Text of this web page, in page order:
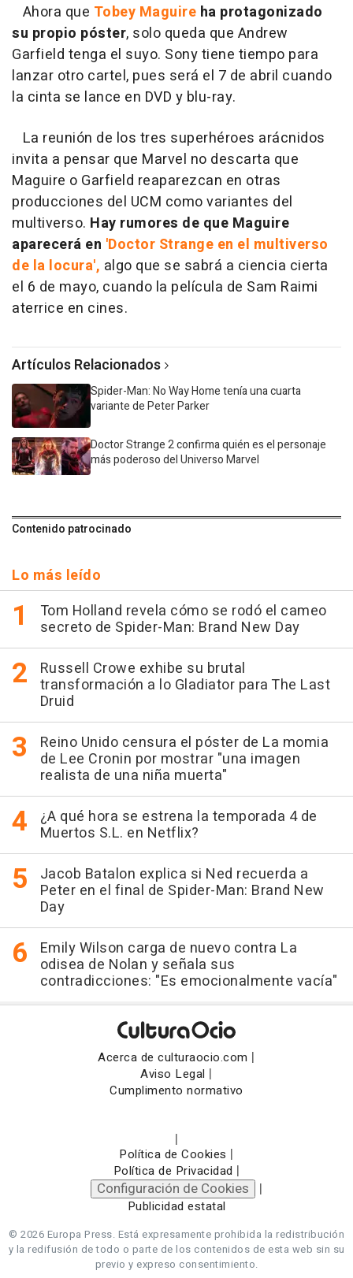
Ahora que Tobey Maguire ha protagonizado
su propio póster, solo queda que Andrew
Garfield tenga el suyo. Sony tiene tiempo para
lanzar otro cartel, pues será el 7 de abril cuando
la cinta se lance en DVD y blu-ray.
La reunión de los tres superhéroes arácnidos
invita a pensar que Marvel no descarta que
Maguire o Garfield reaparezcan en otras
producciones del UCM como variantes del
multiverso. Hay rumores de que Maguire
aparecerá en 'Doctor Strange en el multiverso
de la locura', algo que se sabrá a ciencia cierta
el 6 de mayo, cuando la película de Sam Raimi
aterrice en cines.
Artículos Relacionados
Spider-Man: No Way Home tenía una cuarta
variante de Peter Parker
Doctor Strange 2 confirma quién es el personaje
más poderoso del Universo Marvel
Contenido patrocinado
Lo más leído
Tom Holland revela cómo se rodó el cameo
secreto de Spider-Man: Brand New Day
Russell Crowe exhibe su brutal
transformación a lo Gladiator para The Last
Druid
Reino Unido censura el póster de La momia
de Lee Cronin por mostrar "una imagen
realista de una niña muerta"
¿A qué hora se estrena la temporada 4 de
Muertos S.L. en Netflix?
Jacob Batalon explica si Ned recuerda a
Peter en el final de Spider-Man: Brand New
Day
Emily Wilson carga de nuevo contra La
odisea de Nolan y señala sus
contradicciones: "Es emocionalmente vacía"
Acerca de culturaocio.com |
Aviso Legal |
Cumplimento normativo
|
Política de Cookies |
Política de Privacidad |
Configuración de Cookies |
Publicidad estatal
© 2026 Europa Press. Está expresamente prohibida la redistribución
y la redifusión de todo o parte de los contenidos de esta web sin su
previo y expreso consentimiento.